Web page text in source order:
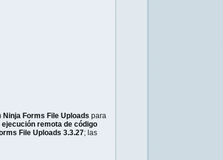
Ninja Forms File Uploads para
ejecución remota de código
File Uploads 3.3.27; las